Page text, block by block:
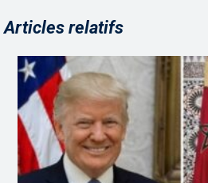
Articles relatifs